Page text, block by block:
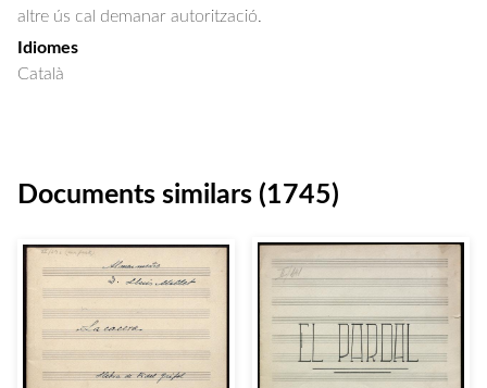
altre ús cal demanar autorització.
Idiomes
Català
Documents similars (1745)